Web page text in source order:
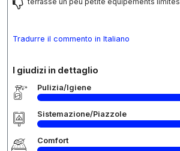
Tradurre il commento in Italiano
I giudizi in dettaglio
Pulizia/Igiene
Sistemazione/Piazzole
Comfort